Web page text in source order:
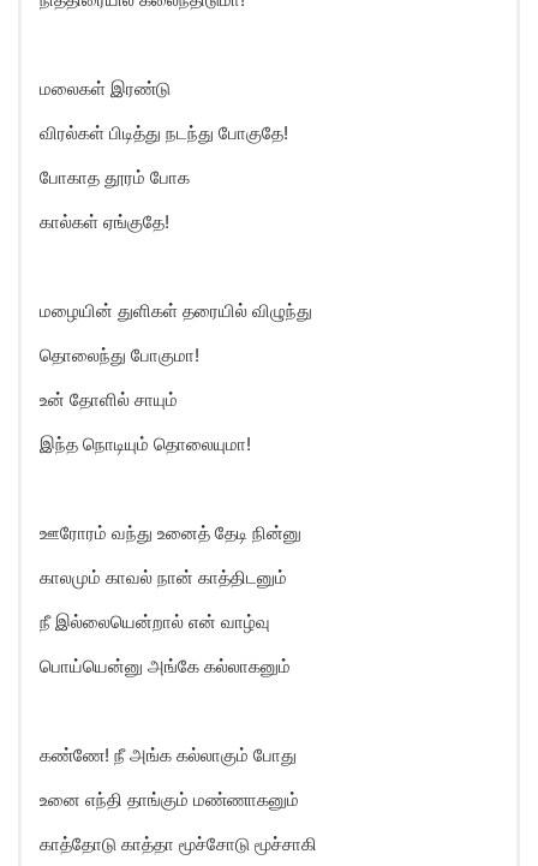
மலைகள் இரண்டு
விரல்கள் பிடித்து நடந்து போகுதே!
போகாத தூரம் போக
கால்கள் ஏங்குதே!
மழையின் துளிகள் தரையில் விழுந்து
தொலைந்து போகுமா!
உன் தோளில் சாயும்
இந்த நொடியும் தொலையுமா!
ஊரோரம் வந்து உனைத் தேடி நின்னு
காலமும் காவல் நான் காத்திடனும்
நீ இல்லையென்றால் என் வாழ்வு
பொய்யென்னு அங்கே கல்லாகனும்
கண்ணே! நீ அங்க கல்லாகும் போது
உனை எந்தி தாங்கும் மண்ணாகனும்
காத்தோடு காத்தா மூச்சோடு மூச்சாகி